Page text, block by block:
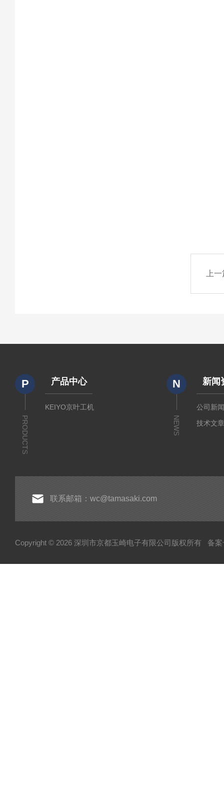
上
P
PRODUCTS
产品中心
KEIYO京叶工机
N
NEWS
新闻
公司新
技术文
联系邮箱：wc@tamasaki.com
Copyright © 2026 深圳市京都玉崎电子有限公司版权所有 备案